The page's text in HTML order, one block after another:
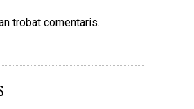
trobat comentaris.